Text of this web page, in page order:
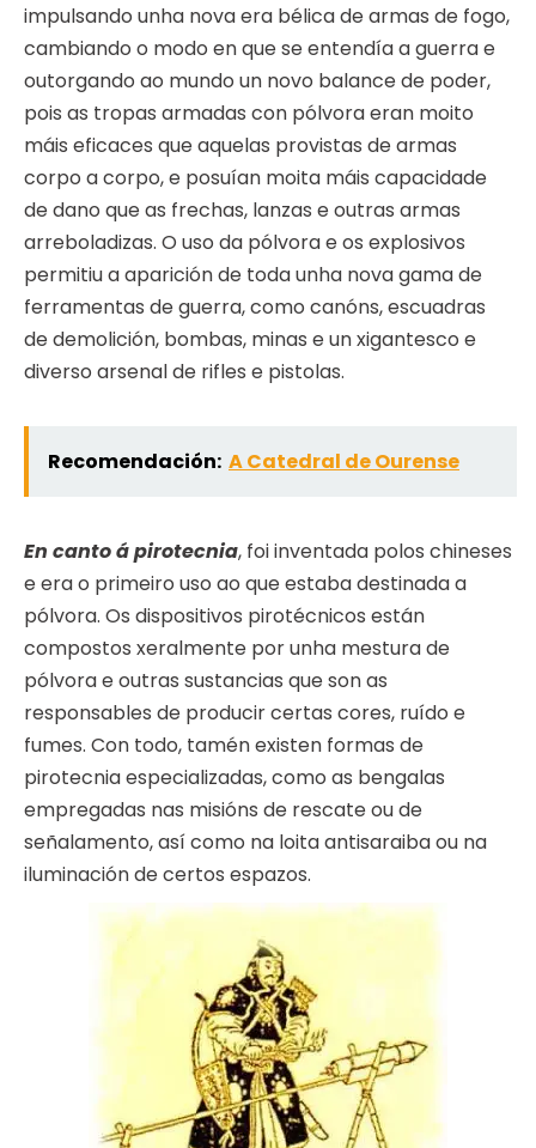
impulsando unha nova era bélica de armas de fogo,
cambiando o modo en que se entendía a guerra e
outorgando ao mundo un novo balance de poder,
pois as tropas armadas con pólvora eran moito
máis eficaces que aquelas provistas de armas
corpo a corpo, e posuían moita máis capacidade
de dano que as frechas, lanzas e outras armas
arreboladizas. O uso da pólvora e os explosivos
permitiu a aparición de toda unha nova gama de
ferramentas de guerra, como canóns, escuadras
de demolición, bombas, minas e un xigantesco e
diverso arsenal de rifles e pistolas.
Recomendación: A Catedral de Ourense
En canto á pirotecnia, foi inventada polos chineses
e era o primeiro uso ao que estaba destinada a
pólvora. Os dispositivos pirotécnicos están
compostos xeralmente por unha mestura de
pólvora e outras sustancias que son as
responsables de producir certas cores, ruído e
fumes. Con todo, tamén existen formas de
pirotecnia especializadas, como as bengalas
empregadas nas misións de rescate ou de
señalamento, así como na loita antisaraiba ou na
iluminación de certos espazos.